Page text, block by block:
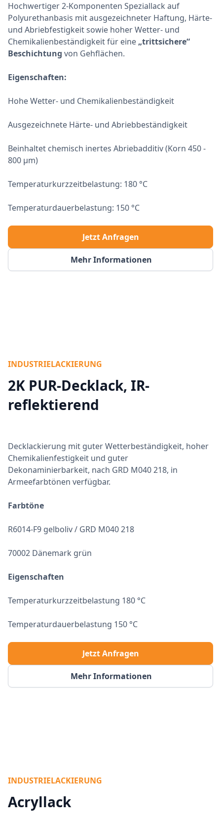
Hochwertiger 2-Komponenten Speziallack auf
Polyurethanbasis mit ausgezeichneter Haftung, Härte-
und Abriebfestigkeit sowie hoher Wetter- und
Chemikalienbeständigkeit für eine „trittsichere“
Beschichtung von Gehflächen.
Eigenschaften:
Hohe Wetter- und Chemikalienbeständigkeit
Ausgezeichnete Härte- und Abriebbeständigkeit
Beinhaltet chemisch inertes Abriebadditiv (Korn 450 -
800 μm)
Temperaturkurzzeitbelastung: 180 °C
Temperaturdauerbelastung: 150 °C
Mehr Informationen
Jetzt Anfragen
INDUSTRIELACKIERUNG
2K PUR-Decklack, IR-
reflektierend
Decklackierung mit guter Wetterbeständigkeit, hoher
Chemikalienfestigkeit und guter
Dekonaminierbarkeit, nach GRD M040 218, in
Armeefarbtönen verfügbar.
Farbtöne
R6014-F9 gelboliv / GRD M040 218
70002 Dänemark grün
Eigenschaften
Temperaturkurzzeitbelastung 180 °C
Temperaturdauerbelastung 150 °C
Mehr Informationen
Jetzt Anfragen
INDUSTRIELACKIERUNG
Acryllack